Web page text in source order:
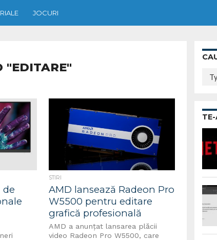
JOCURI
"EDITARE"
de
STIRI
AMD lansează Radeon Pro
W5500 pentru editare
grafică profesională
AMD a anunțat lansarea plăcii
video Radeon Pro W5500, care